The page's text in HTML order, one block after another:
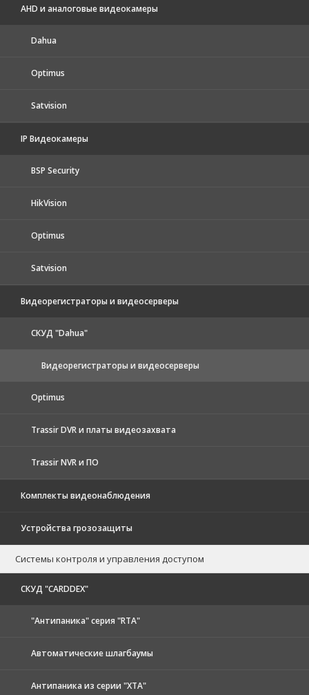
AHD и аналоговые видеокамеры
Dahua
Optimus
Satvision
IP Видеокамеры
BSP Security
HikVision
Optimus
Satvision
Видеорегистраторы и видеосерверы
CКУД "Dahua"
Видеорегистраторы и видеосерверы
Optimus
Trassir DVR и платы видеозахвата
Trassir NVR и ПО
Комплекты видеонаблюдения
Устройства грозозащиты
Системы контроля и управления доступом
CКУД "CARDDEX"
"Антипаника" серия "RTA"
Автоматические шлагбаумы
Антипаника из серии "XTA"